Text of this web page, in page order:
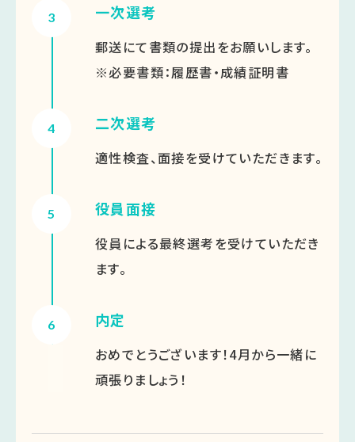
3 一次選考
郵送にて書類の提出をお願いします。
※必要書類：履歴書・成績証明書
4 二次選考
適性検査、面接を受けていただきます。
5 役員面接
役員による最終選考を受けていただき
ます。
6 内定
おめでとうございます！4月から一緒に
頑張りましょう！